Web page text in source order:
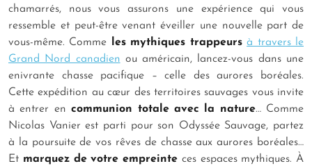
chamarrés, nous vous assurons une expérience qui vous
ressemble et peut-être venant éveiller une nouvelle part de
vous-même. Comme
les mythiques trappeurs à travers le
Grand Nord canadien ou américain, lancez-vous dans une
enivrante chasse pacifique – celle des aurores boréales.
Cette expédition au cœur des territoires sauvages vous invite
à entrer encommunion totale avec la nature… Comme
Nicolas Vanier est parti pour son Odyssée Sauvage, partez
à la poursuite de vos rêves de chasse aux aurores boréales…
Et marquez de votre empreinte ces espaces mythiques. À